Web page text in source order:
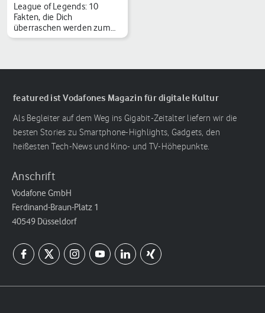
League of Legends: 10
Fakten, die Dich
überraschen werden zum
15-…
featured ist Vodafones Magazin für digitale Kultur
Als Begleiter auf dem Weg ins Gigabit-Zeitalter liefern wir die
besten Stories zu Smartphone-Highlights, Gadgets, den
heißesten Tech-News und Kino- und TV-Höhepunkte.
Anschrift
Vodafone GmbH
Ferdinand-Braun-Platz 1
40549 Düsseldorf